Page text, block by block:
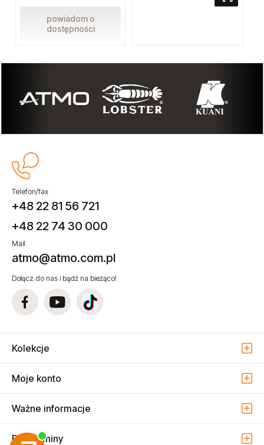
powiadom o
dostępności
Telefon/fax
+48 22 81 56 721
+48 22 74 30 000
Mail
atmo@atmo.com.pl
Dołącz do nas i bądź na bieżąco!
Kolekcje
Moje konto
Ważne informacje
Regulaminy